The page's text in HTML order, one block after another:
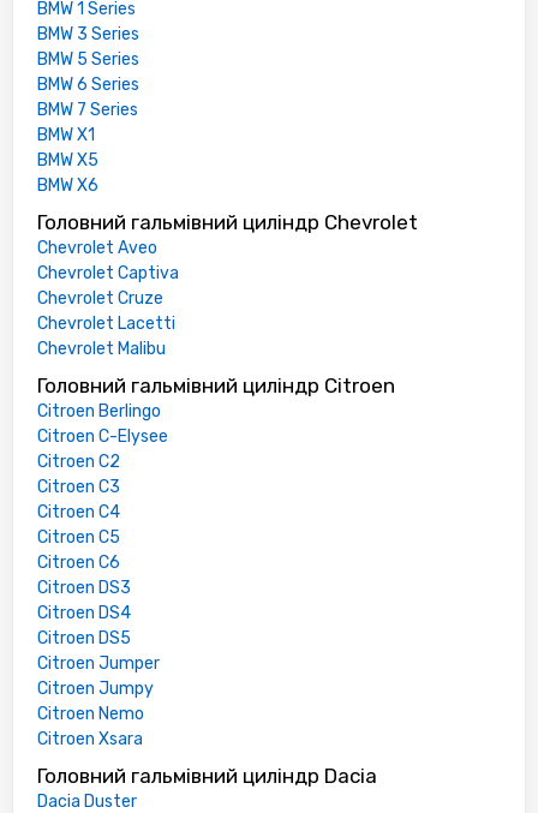
BMW 1 Series
BMW 3 Series
BMW 5 Series
BMW 6 Series
BMW 7 Series
BMW X1
BMW X5
BMW X6
Головний гальмівний циліндр Chevrolet
Chevrolet Aveo
Chevrolet Captiva
Chevrolet Cruze
Chevrolet Lacetti
Chevrolet Malibu
Головний гальмівний циліндр Citroen
Citroen Berlingo
Citroen C-Elysee
Citroen C2
Citroen C3
Citroen C4
Citroen C5
Citroen C6
Citroen DS3
Citroen DS4
Citroen DS5
Citroen Jumper
Citroen Jumpy
Citroen Nemo
Citroen Xsara
Головний гальмівний циліндр Dacia
Dacia Duster